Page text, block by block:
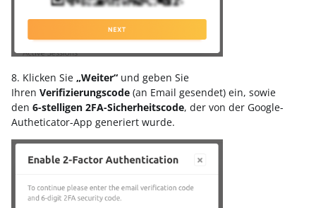
8. Klicken Sie „Weiter“ und geben Sie
Ihren Verifizierungscode (an Email gesendet) ein, sowie
den 6-stelligen 2FA-Sicherheitscode, der von der Google-
Autheticator-App generiert wurde.